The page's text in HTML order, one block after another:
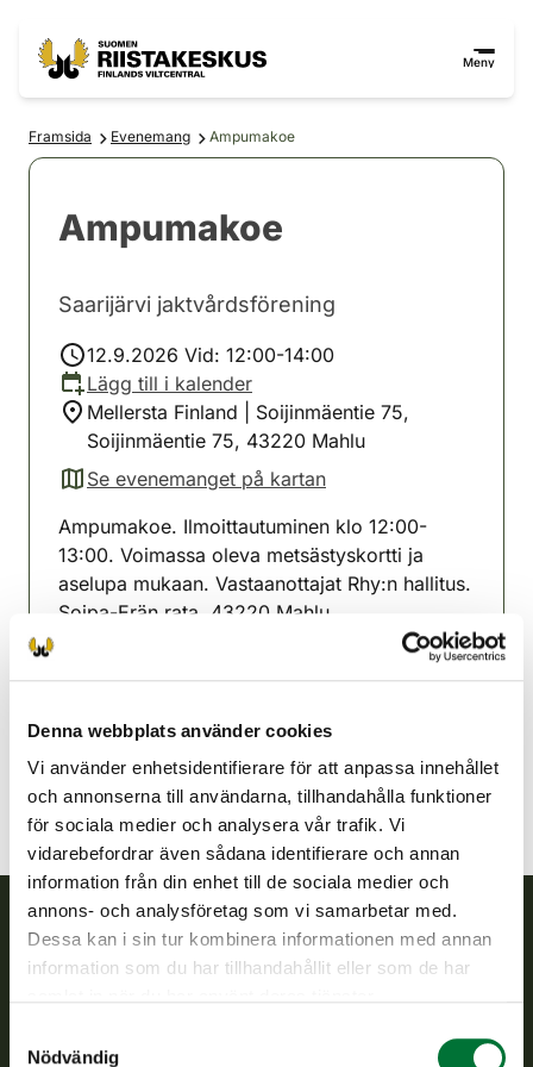
Denna webbplats använder cookies
Vi använder enhetsidentifierare för att anpassa innehållet
och annonserna till användarna, tillhandahålla funktioner
för sociala medier och analysera vår trafik. Vi
vidarebefordrar även sådana identifierare och annan
information från din enhet till de sociala medier och
annons- och analysföretag som vi samarbetar med.
Dessa kan i sin tur kombinera informationen med annan
information som du har tillhandahållit eller som de har
Nödvändig
Meny
Framsida Evenemang Ampumakoe
Ampumakoe
Saarijärvi jaktvårdsförening
12.9.2026 Vid: 12:00-14:00
Lägg till i kalender
Mellersta Finland | Soijinmäentie 75,
Soijinmäentie 75, 43220 Mahlu
Se evenemanget på kartan
(avautuu uuteen välilehteen)
Ampumakoe. Ilmoittautuminen klo 12:00-
13:00. Voimassa oleva metsästyskortti ja
aselupa mukaan. Vastaanottajat Rhy:n hallitus.
Soipa-Erän rata. 43220 Mahlu.
040-7315447
Finlands viltcentral
jaktvårdsföreningarnas verksamhet, ser till att viltpolitiken